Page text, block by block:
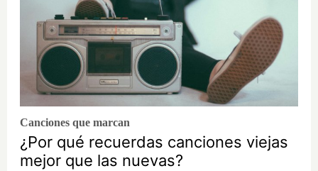
Canciones que marcan
¿Por qué recuerdas canciones viejas
mejor que las nuevas?